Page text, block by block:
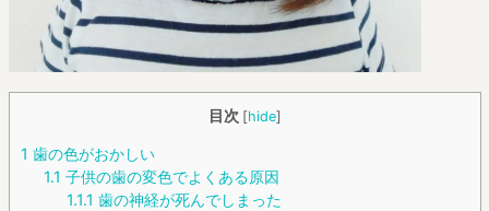
目次 [hide]
1 歯の色がおかしい
1.1 子供の歯の変色でよくある原因
1.1.1 歯の神経が死んでしまった